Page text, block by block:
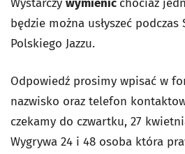
Wystarczy wymienić chociaż
będzie można usłyszeć
Polskiego Jazzu.
Odpowiedź prosimy wpisać w
nazwisko oraz telefon
czekamy do czwartku, 27
Wygrywa 24 i 48 osoba która